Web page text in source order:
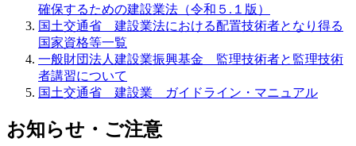
確保するための建設業法（令和５.１版）
国土交通省 建設業法における配置技術者となり得る
国家資格等一覧
一般財団法人建設業振興基金 監理技術者と監理技術
者講習について
国土交通省 建設業 ガイドライン・マニュアル
お知らせ・ご注意